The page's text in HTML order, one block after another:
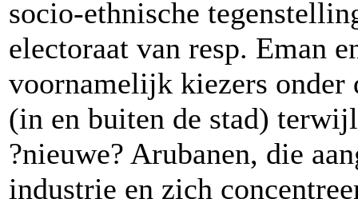
socio-ethnische
electoraat van resp. Eman
voornamelijk kiezers onder
(in en buiten de stad)
?nieuwe? Arubanen, die
industrie en zich